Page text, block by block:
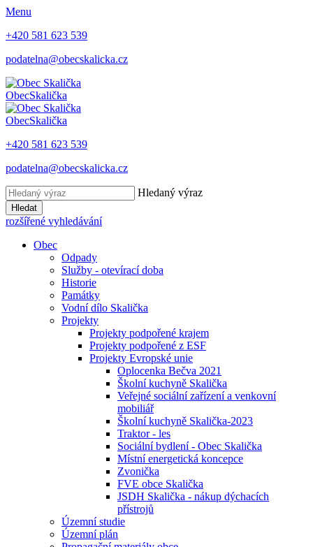
Menu
+420 581 623 539
podatelna@obecskalicka.cz
ObecSkalička
ObecSkalička
+420 581 623 539
podatelna@obecskalicka.cz
Hledaný výraz
Hledat
rozšířené vyhledávání
Obec
Odpady
Služby - otevírací doba
Historie
Památky
Vodní dílo Skalička
Projekty
Projekty podpořené krajem
Projekty podpořené z ESF
Projekty Evropské unie
Oplocenka Bečva 2021
Školní kuchyně Skalička
Veřejné sociální zařízení a venkovní
mobiliář
Školní kuchyně Skalička-2023
Traktor - les
Sociální bydlení - Obec Skalička
Místní energetická koncepce
Zvonička
FVE obce Skalička
JSDH Skalička - nákup dýchacích
přístrojů
Územní studie
Územní plán